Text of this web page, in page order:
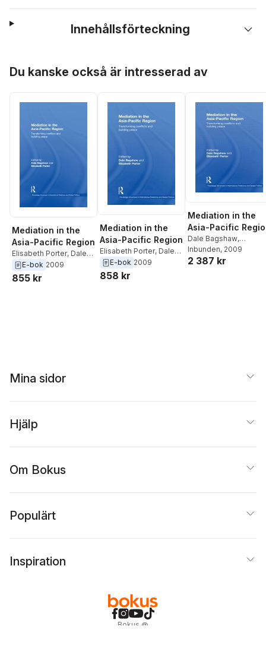
Innehållsförteckning
Du kanske också är intresserad av
Mediation in the
Asia-Pacific Region
Elisabeth Porter, Dale
Bagshaw
E-bok 2009
855 kr
Mediation in the
Asia-Pacific Region
Elisabeth Porter, Dale
Bagshaw
E-bok 2009
858 kr
Mediation in the
Asia-Pacific
Dale Bagshaw,
Elisabeth Porter
Inbunden, 2009
2 387 kr
Mina sidor
Hjälp
Om Bokus
Populärt
Inspiration
Bokus @